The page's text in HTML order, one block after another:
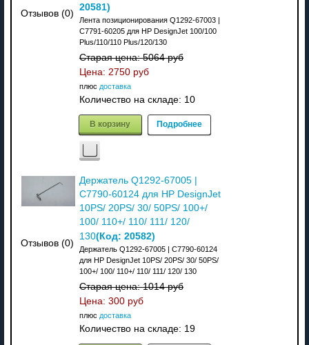
Отзывов (0)
20581)
Лента позиционирования Q1292-67003 |
C7791-60205 для HP DesignJet 100/100
Plus/110/110 Plus/120/130
Старая цена:5064 руб
Цена: 2750 руб
плюс доставка
Количество на складе: 10
В корзину Подробнее
Отзывов (0)
Держатель Q1292-67005 |
C7790-60124 для HP DesignJet
10PS/ 20PS/ 30/ 50PS/ 100+/
100/ 110+/ 110/ 111/ 120/
130(Код: 20582)
Держатель Q1292-67005 | C7790-60124
для HP DesignJet 10PS/ 20PS/ 30/ 50PS/
100+/ 100/ 110+/ 110/ 111/ 120/ 130
Старая цена:1014 руб
Цена: 300 руб
плюс доставка
Количество на складе: 19